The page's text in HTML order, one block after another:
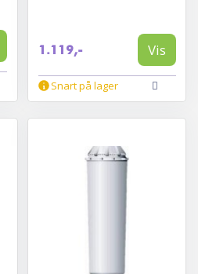
1.119,- Vis
Snart på lager